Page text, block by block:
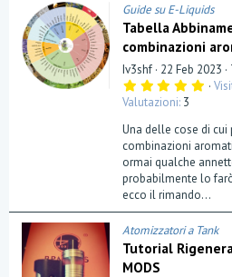
Guide su E-Liquids
Tabella
combinazioni
Iv3shf 22 Feb 2023
5
0
s
t
e
l
l
(
e
)
Valutazioni 3
Una delle cose di
combinazioni
ormai qualche
probabilmente lo
ecco il rimando...
Atomizzatori a Tank
Tutorial
MODS